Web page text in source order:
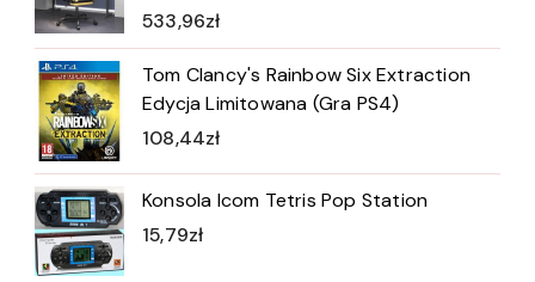
533,96zł
Tom Clancy's Rainbow Six Extraction
Edycja Limitowana (Gra PS4)
108,44zł
Konsola Icom Tetris Pop Station
15,79zł